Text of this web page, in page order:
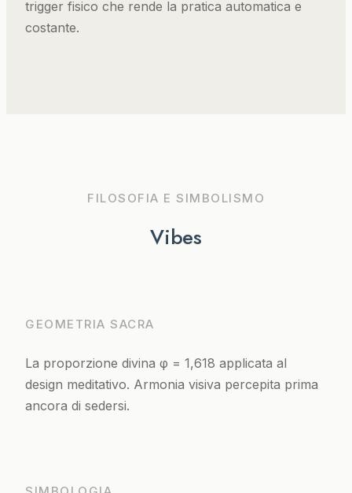
trigger fisico che rende la pratica automatica e
costante.
FILOSOFIA E SIMBOLISMO
Vibes
GEOMETRIA SACRA
La proporzione divina φ = 1,618 applicata al
design meditativo. Armonia visiva percepita prima
ancora di sedersi.